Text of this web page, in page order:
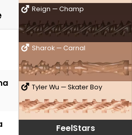
Reign — Champ
Sharok — Carnal
Tyler Wu — Skater Boy
FeelStars